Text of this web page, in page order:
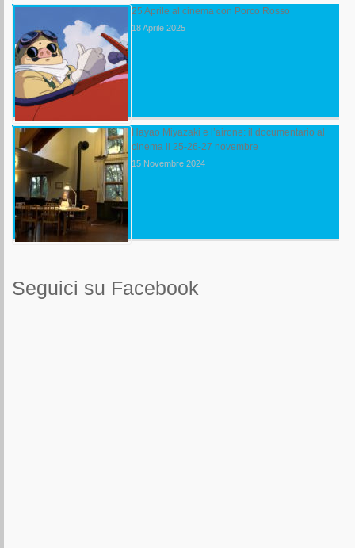
25 Aprile al cinema con Porco Rosso
18 Aprile 2025
Hayao Miyazaki e l’airone: il documentario al
cinema il 25-26-27 novembre
15 Novembre 2024
Seguici su Facebook